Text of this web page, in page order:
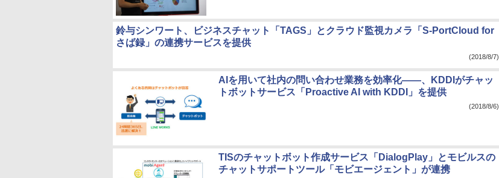
鈴与シンワート、ビジネスチャット「TAGS」とクラウド監視カメラ「S-PortCloud for
さば録」の連携サービスを提供
(2018/8/7)
AIを用いて社内の問い合わせ業務を効率化――、KDDIがチャッ
トボットサービス「Proactive AI with KDDI」を提供
(2018/8/6)
TISのチャットボット作成サービス「DialogPlay」とモビルスの
チャットサポートツール「モビエージェント」が連携